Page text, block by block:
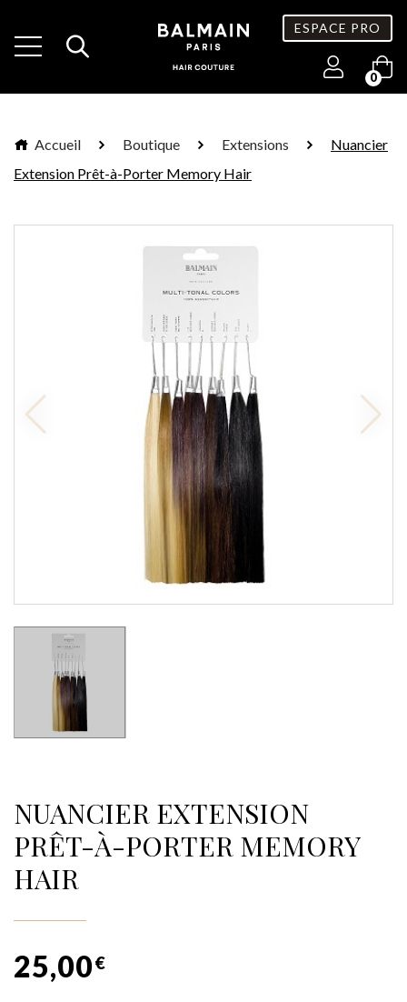
ESPACE PRO
0
Accueil Boutique Extensions
Nuancier
Extension Prêt-à-Porter Memory Hair
NUANCIER EXTENSION
PRÊT-À-PORTER MEMORY
HAIR
25,00€